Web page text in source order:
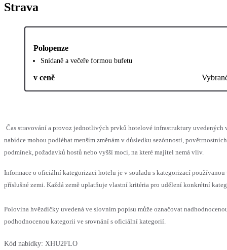
Strava
Polopenze
Snídaně a večeře formou bufetu
v ceně
Čas stravování a provoz jednotlivých prvků hotelové infrastruktury uvedených
nabídce mohou podléhat menším změnám v důsledku sezónnosti, povětrnostních
podmínek, požadavků hostů nebo vyšší moci, na které majitel nemá vliv.
Informace o oficiální kategorizaci hotelu je v souladu s kategorizací používanou
příslušné zemi. Každá země uplatňuje vlastní kritéria pro udělení konkrétní
Polovina hvězdičky uvedená ve slovním popisu může označovat
podhodnocenou kategorii ve srovnání s oficiální kategorií.
Kód nabídky: XHU2FLO